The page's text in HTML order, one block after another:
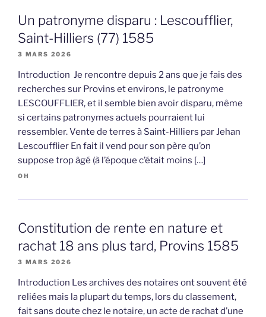
Un patronyme disparu : Lescoufflier,
Saint-Hilliers (77) 1585
3 MARS 2026
Introduction Je rencontre depuis 2 ans que je fais des
recherches sur Provins et environs, le patronyme
LESCOUFFLIER, et il semble bien avoir disparu, même
si certains patronymes actuels pourraient lui
ressembler. Vente de terres à Saint-Hilliers par Jehan
Lescoufflier En fait il vend pour son père qu’on
suppose trop âgé (à l’époque c’était moins […]
OH
Constitution de rente en nature et
rachat 18 ans plus tard, Provins 1585
3 MARS 2026
Introduction Les archives des notaires ont souvent été
reliées mais la plupart du temps, lors du classement,
fait sans doute chez le notaire, un acte de rachat d’une